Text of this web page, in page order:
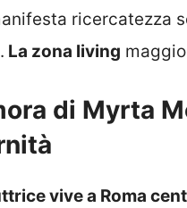
ricercatezza
La zona living
di Myrta
vive a Roma